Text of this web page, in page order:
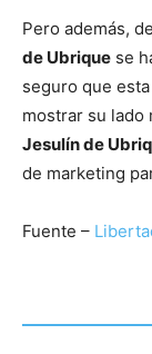
Pero además,
de Ubrique se
seguro que
mostrar su lado
Jesulín de
de marketing
Fuente –